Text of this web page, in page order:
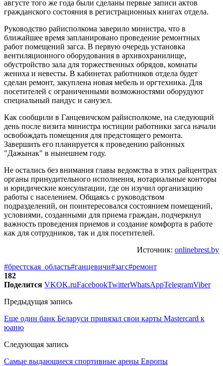
августе того же года были сделаны первые записи актов
гражданского состояния в регистрационных книгах отдела.
Руководство райисполкома заверило министра, что в
ближайшее время запланировано проведение ремонтных
работ помещений загса. В первую очередь установка
вентиляционного оборудования в архивохранилище,
обустройство зала для торжественных обрядов, комнаты
жениха и невесты. В кабинетах работников отдела будет
сделан ремонт, закуплена новая мебель и оргтехника. Для
посетителей с ограниченными возможностями оборудуют
специальный пандус и санузел.
Как сообщили в Ганцевичском райисполкоме, на следующий
день после визита министра юстиции работники загса начали
освобождать помещения для предстоящего ремонта.
Завершить его планируется к проведению районных
"Дажынак" в нынешнем году.
Не остались без внимания главы ведомства в этих райцентрах
органы принудительного исполнения, нотариальные конторы
и юридические консультации, где он изучил организацию
работы с населением. Общаясь с руководством
подразделений, он поинтересовался состоянием помещений,
условиями, созданными для приема граждан, подчеркнул
важность проведения приемов и создание комфорта в работе
как для сотрудников, так и для посетителей.
Источник: onlinebrest.by
#брестская_область#ганцевичи#загс#ремонт
182
Поделится VKOK.ruFacebookTwitterWhatsAppTelegramViber
Предыдущая запись
Еще один банк Беларуси привязал свои карты Mastercard к
юаню
Следующая запись
Самые выдающиеся спортивные арены Европы